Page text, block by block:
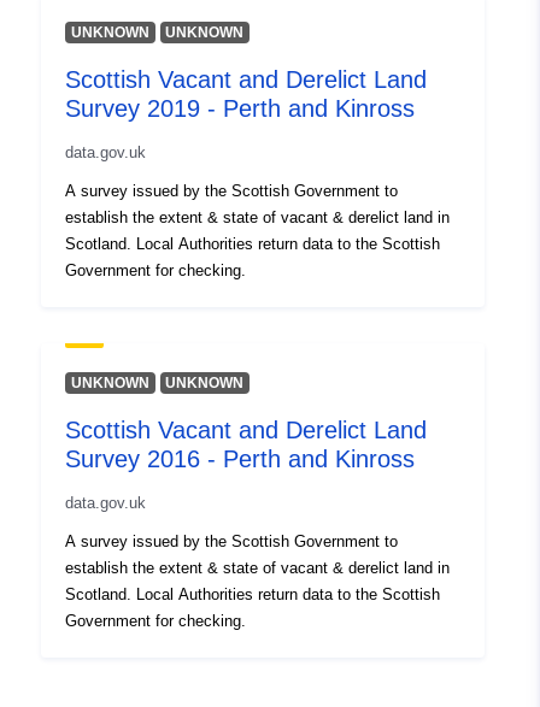
UNKNOWN UNKNOWN
Scottish Vacant and Derelict Land
Survey 2019 - Perth and Kinross
data.gov.uk
A survey issued by the Scottish Government to
establish the extent & state of vacant & derelict land in
Scotland. Local Authorities return data to the Scottish
Government for checking.
UNKNOWN UNKNOWN
Scottish Vacant and Derelict Land
Survey 2016 - Perth and Kinross
data.gov.uk
A survey issued by the Scottish Government to
establish the extent & state of vacant & derelict land in
Scotland. Local Authorities return data to the Scottish
Government for checking.